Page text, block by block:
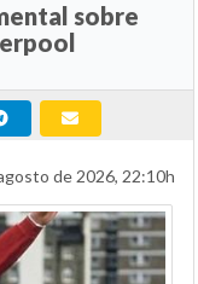
sobre
de 2026, 22:10h